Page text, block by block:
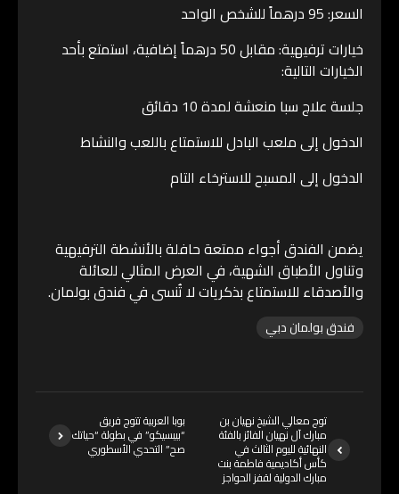
السعر: 95 درهماً للشخص الواحد
خيارات ترفيهية: مقابل 50 درهماً إضافية، استمتع بأحد
الخيارات التالية:
جلسة علاج سبا منعشة لمدة 10 دقائق
الدخول إلى ملعب البادل للاستمتاع باللعب والنشاط
الدخول إلى المسبح للاسترخاء التام
يضمن الفندق أجواء ممتعة حافلة بالأنشطة الترفيهية
وتناول الأطباق الشهية، في العرض المثالي للعائلة
والأصدقاء للاستمتاع بذكريات لا تُنسى في فندق بولمان.
فندق بولمان دبي
توج معالي الشيخ نهيان بن
مبارك آل نهيان الفائز بالفئة
النهائية لليوم الثالث في
كأس أكاديمية فاطمة بنت
مبارك الدولية لقفز الحواجز
بوبا العربية تتوج فريق
“بيبسيكو” في بطولة “حياتك
صح” التحدي الأسطوري